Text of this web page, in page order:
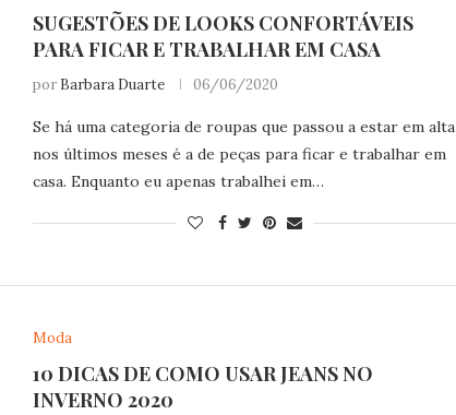
SUGESTÕES DE LOOKS CONFORTÁVEIS
PARA FICAR E TRABALHAR EM CASA
por Barbara Duarte 06/06/2020
Se há uma categoria de roupas que passou a estar em alta
nos últimos meses é a de peças para ficar e trabalhar em
casa. Enquanto eu apenas trabalhei em…
Moda
10 DICAS DE COMO USAR JEANS NO
INVERNO 2020